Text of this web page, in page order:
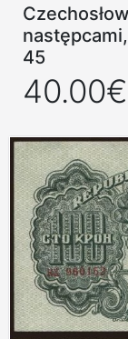
45
40.00€